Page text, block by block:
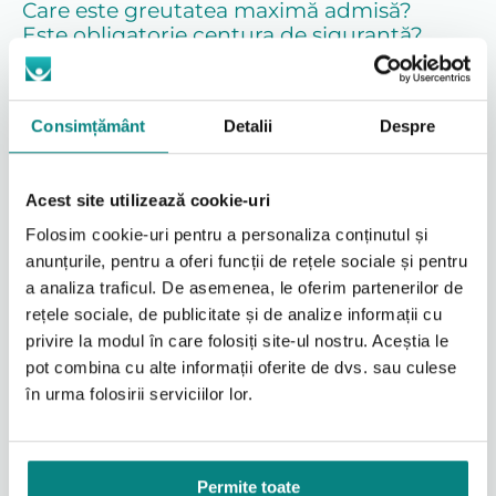
Consimțământ Detalii Despre
Acest site utilizează cookie-uri
Folosim cookie-uri pentru a personaliza conținutul și
anunțurile, pentru a oferi funcții de rețele sociale și pentru
a analiza traficul. De asemenea, le oferim partenerilor de
rețele sociale, de publicitate și de analize informații cu
privire la modul în care folosiți site-ul nostru. Aceștia le
pot combina cu alte informații oferite de dvs. sau culese
în urma folosirii serviciilor lor.
Permite toate
Modelul Acorn 180 este un scaun electric pentru
urcat trepte curbe, conceput pentru persoane cu
o soluție sigură pentru deplasarea între niveluri.
întoarceri sau trasee complexe, unde o soluție pentru
scară dreaptă nu este suficientă.
Acorn 180 este o soluție de tip stairlift, adică un scaun
motorizat care se deplasează pe o șină montată de-a
lungul scării. Spre deosebire de o platformă pentru
scaun rulant, acest produs presupune ca utilizatorul
să se transfere pe scaunul echipamentului înainte de
Scaun electric pentru urcat trepte curbe
Care este greutatea maximă admisă?
Este obligatorie centura de siguranță?
Funcționează în caz de pană de curent?
Cum pot primi o ofertă?